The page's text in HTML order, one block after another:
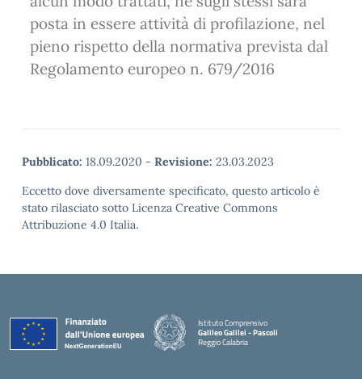
posta in essere attività di profilazione, nel
pieno rispetto della normativa prevista dal
Regolamento europeo n. 679/2016
Pubblicato: 18.09.2020 - Revisione: 23.03.2023
Eccetto dove diversamente specificato, questo articolo è
stato rilasciato sotto Licenza Creative Commons
Attribuzione 4.0 Italia.
Istituto Comprensivo
Galileo Galilei - Pascoli
Reggio Calabria